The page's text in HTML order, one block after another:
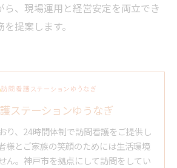
ら、現場運用と経営安定を両立でき
提案します。
ステーションゆうなぎ
り、24時間体制で訪問看護をご提供し
様とご家族の笑顔のためには生活環境
ん。神戸市を拠点にして訪問をしてい